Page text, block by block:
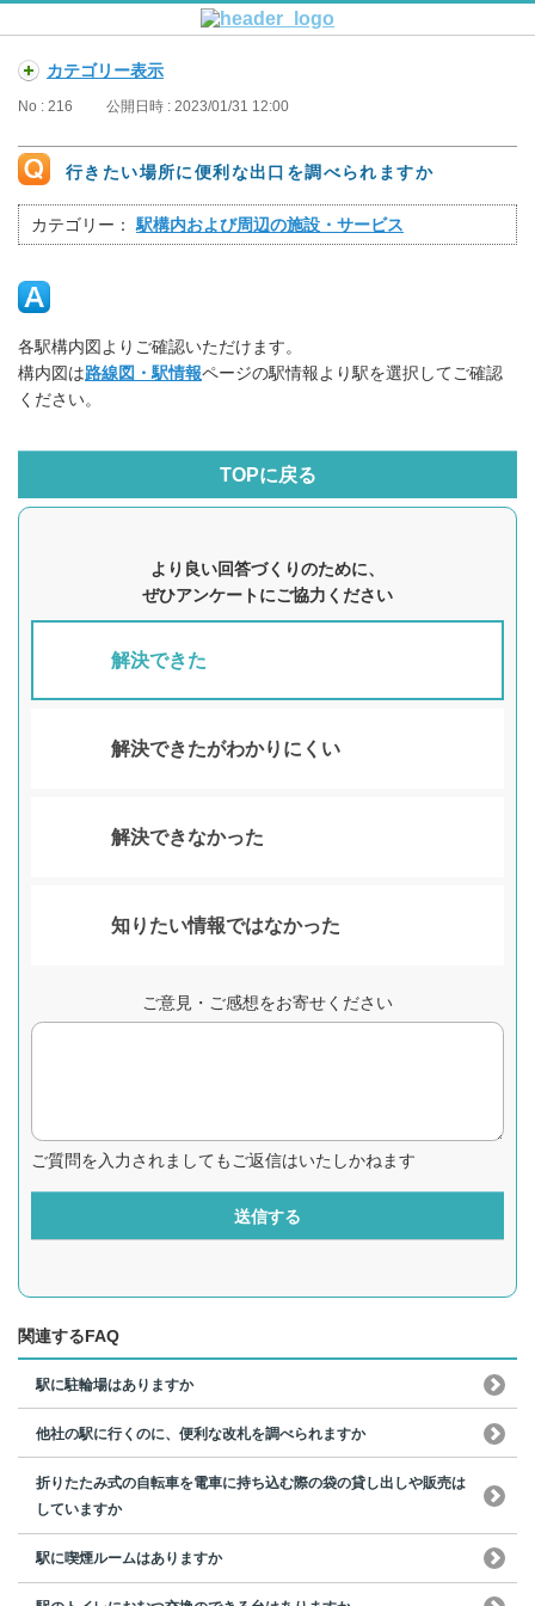
カテゴリー表示
No : 216 公開日時 : 2023/01/31 12:00
行きたい場所に便利な出口を調べられますか
カテゴリー： 駅構内および周辺の施設・サービス
各駅構内図よりご確認いただけます。
構内図は路線図・駅情報ページの駅情報より駅を選択してご確認
ください。
TOPに戻る
より良い回答づくりのために、
ぜひアンケートにご協力ください
解決できた
解決できたがわかりにくい
解決できなかった
知りたい情報ではなかった
ご意見・ご感想をお寄せください
ご質問を入力されましてもご返信はいたしかねます
送信する
関連するFAQ
駅に駐輪場はありますか
他社の駅に行くのに、便利な改札を調べられますか
折りたたみ式の自転車を電車に持ち込む際の袋の貸し出しや販売は
していますか
駅に喫煙ルームはありますか